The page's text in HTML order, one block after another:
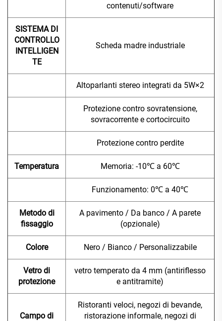
contenuti/software
SISTEMA DI
CONTROLLO
INTELLIGEN
TE
Scheda madre industriale
Altoparlanti stereo integrati da 5W×2
Protezione contro sovratensione,
sovracorrente e cortocircuito
Protezione contro perdite
Temperatura Memoria: -10℃ a 60℃
Funzionamento: 0℃ a 40℃
Metodo di
fissaggio
A pavimento / Da banco / A parete
(opzionale)
Colore Nero / Bianco / Personalizzabile
Vetro di
protezione
vetro temperato da 4 mm (antiriflesso
e antitramite)
Campo di
Ristoranti veloci, negozi di bevande,
ristorazione informale, negozi di